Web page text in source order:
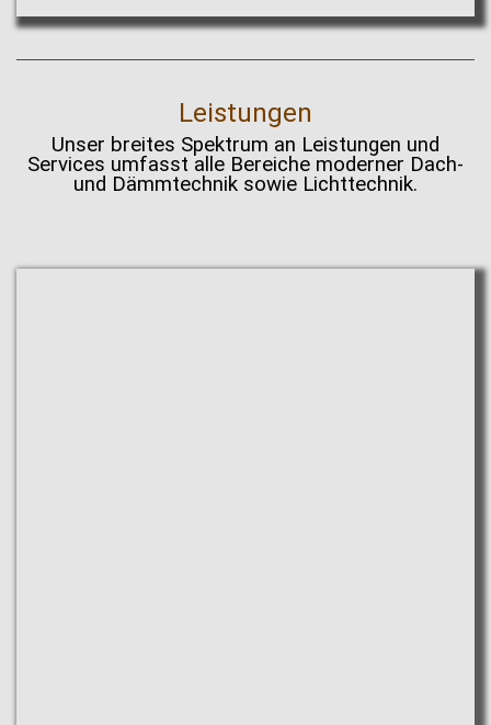
Leistungen
Unser breites Spektrum an Leistungen und
Services umfasst alle Bereiche moderner Dach-
und Dämmtechnik sowie Lichttechnik.